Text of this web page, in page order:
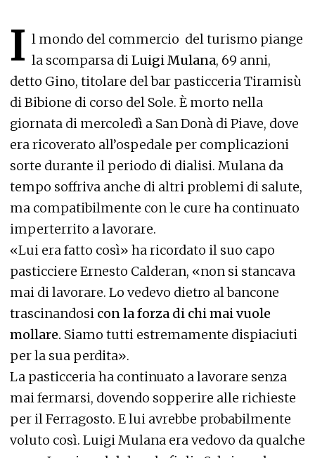
I l mondo del commercio del turismo piange
la scomparsa diLuigi Mulana, 69 anni,
detto Gino, titolare del bar pasticceria Tiramisù
di Bibione di corso del Sole. È morto nella
giornata di mercoledì a San Donà di Piave, dove
era ricoverato all’ospedale per complicazioni
sorte durante il periodo di dialisi. Mulana da
tempo soffriva anche di altri problemi di salute,
ma compatibilmente con le cure ha continuato
imperterrito a lavorare.
«Lui era fatto così» ha ricordato il suo capo
pasticciere Ernesto Calderan, «non si stancava
mai di lavorare. Lo vedevo dietro al bancone
trascinandosi con la forza di chi mai vuole
mollare. Siamo tutti estremamente dispiaciuti
per la sua perdita».
La pasticceria ha continuato a lavorare senza
mai fermarsi, dovendo sopperire alle richieste
per il Ferragosto. E lui avrebbe probabilmente
voluto così. Luigi Mulana era vedovo da qualche